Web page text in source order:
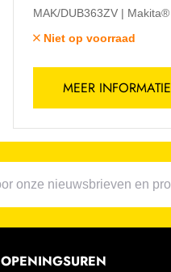
MAK/DUB363ZV
Makita®
Niet op voorraad
MEER INFORMATIE
OPENINGSUREN